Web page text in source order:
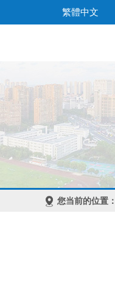
繁體中文
您当前的位置：